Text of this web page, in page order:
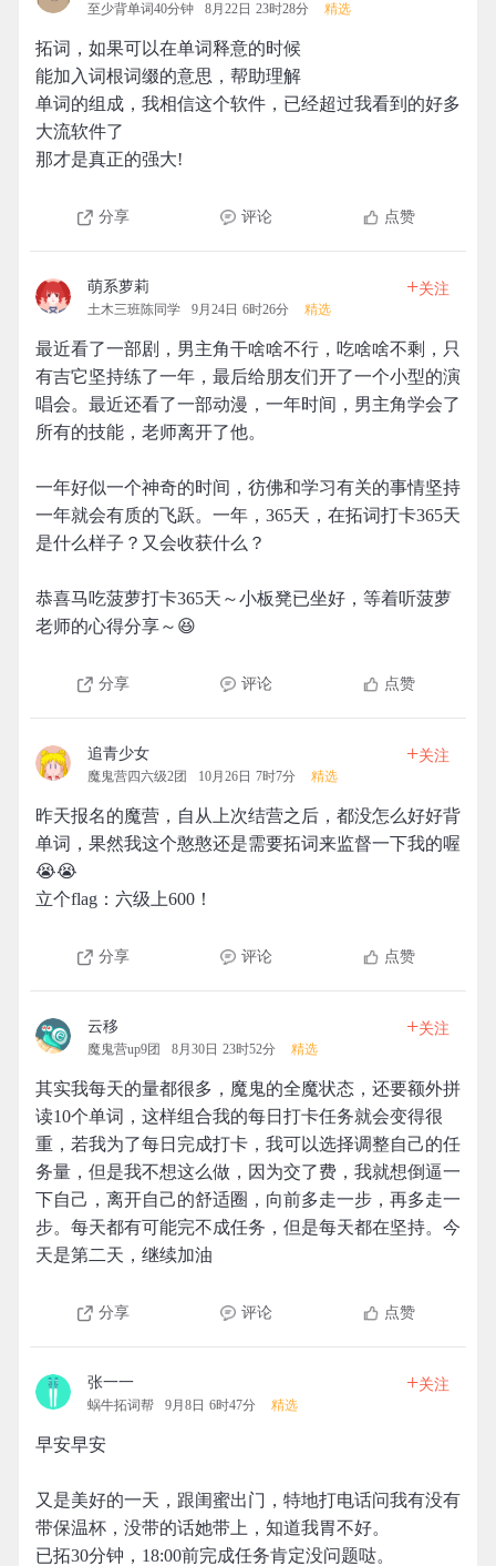
至少背单词40分钟 8月22日 23时28分 精选
拓词，如果可以在单词释意的时候
能加入词根词缀的意思，帮助理解
单词的组成，我相信这个软件，已经超过我看到的好多
大流软件了
那才是真正的强大!
分享 评论 点赞
萌系萝莉
土木三班陈同学 9月24日 6时26分 精选
+关注
最近看了一部剧，男主角干啥啥不行，吃啥啥不剩，只
有吉它坚持练了一年，最后给朋友们开了一个小型的演
唱会。最近还看了一部动漫，一年时间，男主角学会了
所有的技能，老师离开了他。
一年好似一个神奇的时间，彷佛和学习有关的事情坚持
一年就会有质的飞跃。一年，365天，在拓词打卡365天
是什么样子？又会收获什么？
恭喜马吃菠萝打卡365天～小板凳已坐好，等着听菠萝
老师的心得分享～😆
分享 评论 点赞
追青少女
魔鬼营四六级2团 10月26日 7时7分 精选
+关注
昨天报名的魔营，自从上次结营之后，都没怎么好好背
单词，果然我这个憨憨还是需要拓词来监督一下我的喔
😭😭
立个flag：六级上600！
分享 评论 点赞
云移
魔鬼营up9团 8月30日 23时52分 精选
+关注
其实我每天的量都很多，魔鬼的全魔状态，还要额外拼
读10个单词，这样组合我的每日打卡任务就会变得很
重，若我为了每日完成打卡，我可以选择调整自己的任
务量，但是我不想这么做，因为交了费，我就想倒逼一
下自己，离开自己的舒适圈，向前多走一步，再多走一
步。每天都有可能完不成任务，但是每天都在坚持。今
天是第二天，继续加油
分享 评论 点赞
张一一
蜗牛拓词帮 9月8日 6时47分 精选
+关注
早安早安
又是美好的一天，跟闺蜜出门，特地打电话问我有没有
带保温杯，没带的话她带上，知道我胃不好。
已拓30分钟，18:00前完成任务肯定没问题哒。